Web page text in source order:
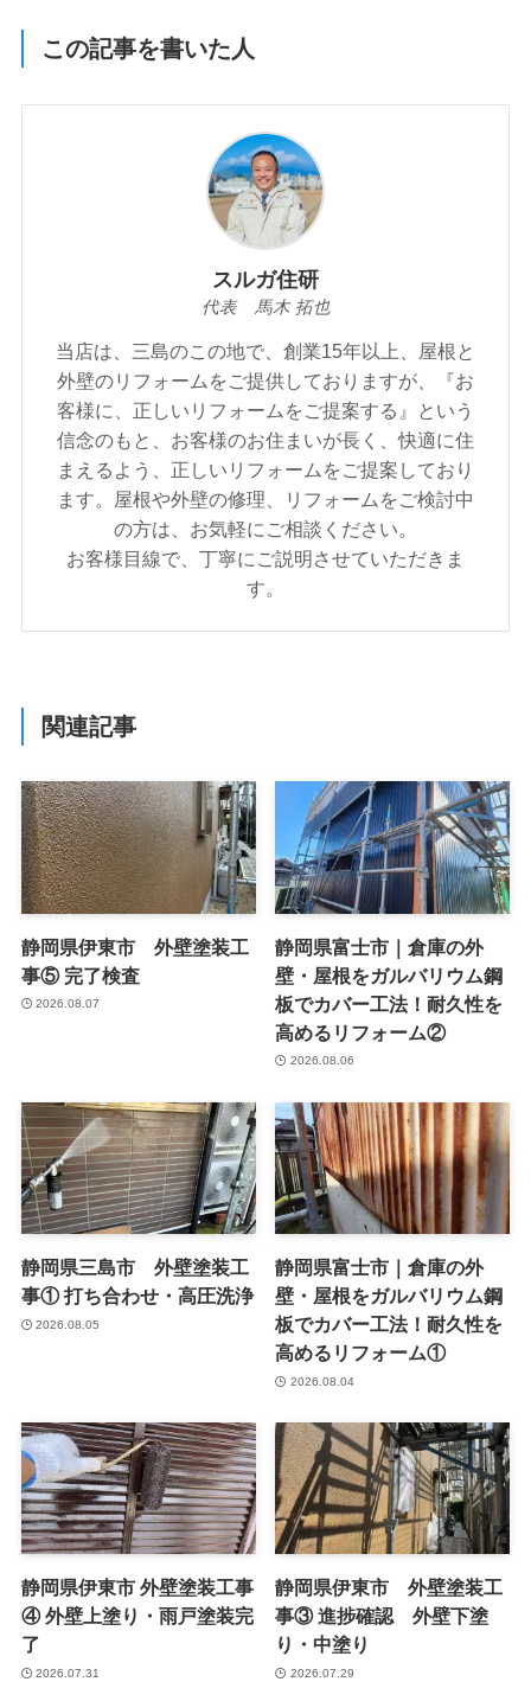
この記事を書いた人
スルガ住研
代表 馬木 拓也
当店は、三島のこの地で、創業15年以上、屋根と
外壁のリフォームをご提供しておりますが、『お
客様に、正しいリフォームをご提案する』という
信念のもと、お客様のお住まいが⾧く、快適に住
まえるよう、正しいリフォームをご提案しており
ます。屋根や外壁の修理、リフォームをご検討中
の方は、お気軽にご相談ください。
お客様目線で、丁寧にご説明させていただきま
す。
関連記事
静岡県伊東市 外壁塗装工
事⑤ 完了検査
2026.08.07
静岡県富士市｜倉庫の外
壁・屋根をガルバリウム鋼
板でカバー工法！耐久性を
高めるリフォーム②
2026.08.06
静岡県三島市 外壁塗装工
事① 打ち合わせ・高圧洗浄
2026.08.05
静岡県富士市｜倉庫の外
壁・屋根をガルバリウム鋼
板でカバー工法！耐久性を
高めるリフォーム①
2026.08.04
静岡県伊東市 外壁塗装工事
④ 外壁上塗り・雨戸塗装完
了
2026.07.31
静岡県伊東市 外壁塗装工
事③ 進捗確認 外壁下塗
り・中塗り
2026.07.29